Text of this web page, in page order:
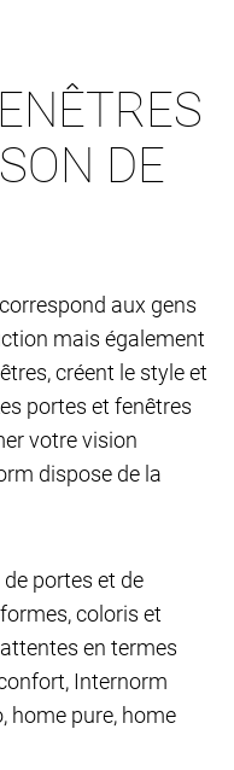
DE
aux gens
mais également
créent le style et
portes et fenêtres
votre vision
dispose de la
portes et de
coloris et
en termes
Internorm
home pure, home